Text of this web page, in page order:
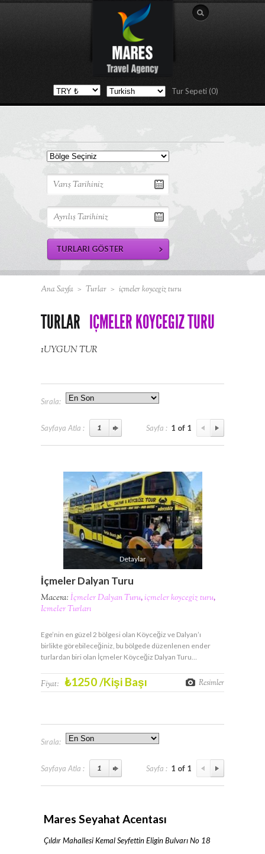
Tur Sepeti (0)
Ana Sayfa > Turlar > içmeler koycegiz turu
TURLAR IÇMELER KOYCEGIZ TURU
1UYGUN TUR
Sırala:
Sayfaya Atla : Sayfa : 1 of 1
Detaylar
İçmeler Dalyan Turu
Macera: İçmeler Dalyan Turu,içmeler koycegiz turu,
Icmeler Turları
Ege’nin en güzel 2 bölgesi olan Köyceğiz ve Dalyan’ı
birlikte görebileceğiniz, bu bölgede düzenlenen ender
turlardan biri olan İçmeler Köyceğiz Dalyan Turu…
Fiyat: ₺1250/Kişi Başı Resimler
Sırala:
Sayfaya Atla : Sayfa : 1 of 1
Mares Seyahat Acentası
Çıldır Mahallesi Kemal Seyfettin Eligin Bulvarı No 18